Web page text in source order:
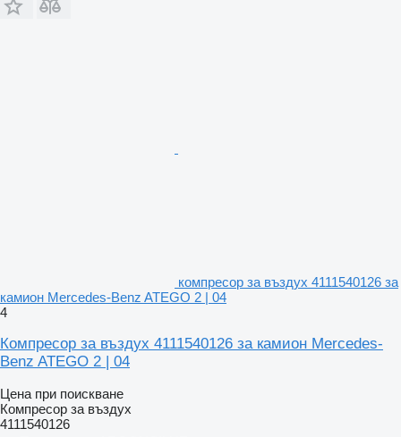
компресор за въздух 4111540126 за
камион Mercedes-Benz ATEGO 2 | 04
4
Компресор за въздух 4111540126 за камион Mercedes-
Benz ATEGO 2 | 04
Цена при поискване
Компресор за въздух
4111540126